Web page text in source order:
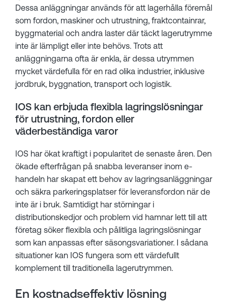
Dessa anläggningar används för att lagerhålla föremål
som fordon, maskiner och utrustning, fraktcontainrar,
byggmaterial och andra laster där täckt lagerutrymme
inte är lämpligt eller inte behövs. Trots att
anläggningarna ofta är enkla, är dessa utrymmen
mycket värdefulla för en rad olika industrier, inklusive
jordbruk, byggnation, transport och logistik.
IOS kan erbjuda flexibla lagringslösningar
för utrustning, fordon eller
väderbeständiga varor
IOS har ökat kraftigt i popularitet de senaste åren. Den
ökade efterfrågan på snabba leveranser inom e-
handeln har skapat ett behov av lagringsanläggningar
och säkra parkeringsplatser för leveransfordon när de
inte är i bruk. Samtidigt har störningar i
distributionskedjor och problem vid hamnar lett till att
företag söker flexibla och pålitliga lagringslösningar
som kan anpassas efter säsongsvariationer. I sådana
situationer kan IOS fungera som ett värdefullt
komplement till traditionella lagerutrymmen.
En kostnadseffektiv lösning